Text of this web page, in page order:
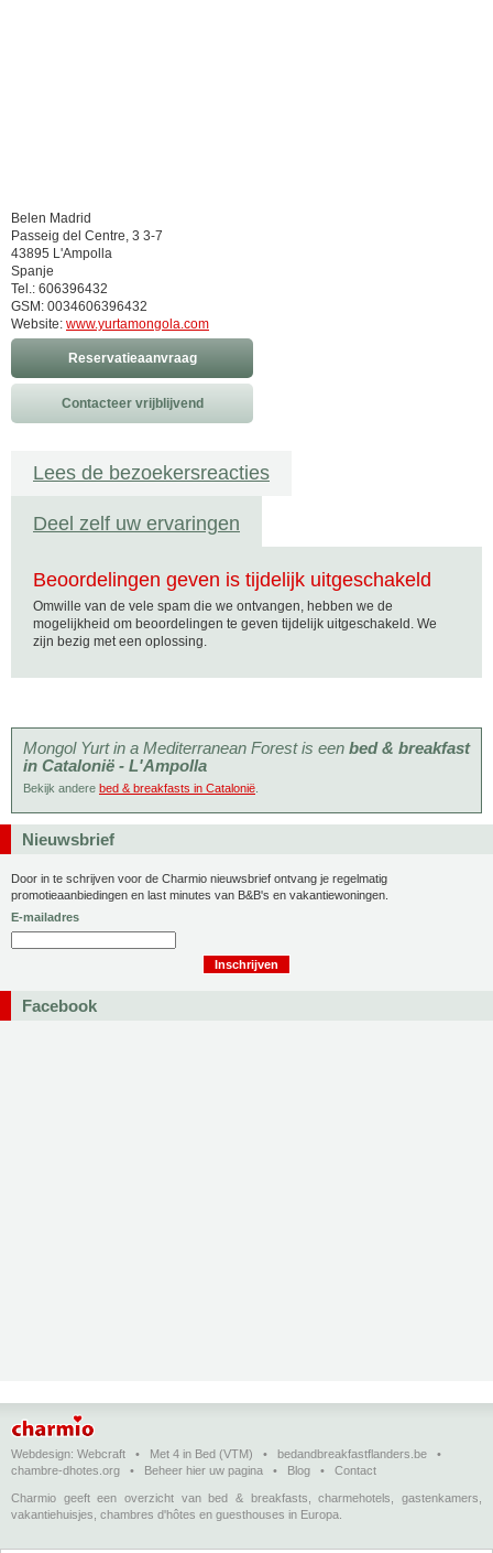
Belen Madrid
Passeig del Centre, 3 3-7
43895 L'Ampolla
Spanje
Tel.: 606396432
GSM: 0034606396432
Website: www.yurtamongola.com
Reservatieaanvraag
Contacteer vrijblijvend
Lees de bezoekersreacties
Deel zelf uw ervaringen
Beoordelingen geven is tijdelijk uitgeschakeld
Omwille van de vele spam die we ontvangen, hebben we de
mogelijkheid om beoordelingen te geven tijdelijk uitgeschakeld. We
zijn bezig met een oplossing.
Mongol Yurt in a Mediterranean Forest is een bed & breakfast
in Catalonië - L'Ampolla
Bekijk andere bed & breakfasts in Catalonië
Nieuwsbrief
Door in te schrijven voor de Charmio nieuwsbrief ontvang je regelmatig
promotieaanbiedingen en last minutes van B&B's en vakantiewoningen.
E-mailadres
Facebook
Webdesign: Webcraft • Met 4 in Bed (VTM) • bedandbreakfastflanders.be •
chambre-dhotes.org • Beheer hier uw pagina • Blog • Contact
Charmio geeft een overzicht van bed & breakfasts, charmehotels, gastenkamers,
vakantiehuisjes, chambres d'hôtes en guesthouses in Europa.